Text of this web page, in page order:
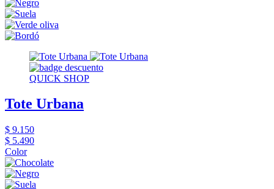
QUICK SHOP
Tote Urbana
$ 9.150
$ 5.490
Color